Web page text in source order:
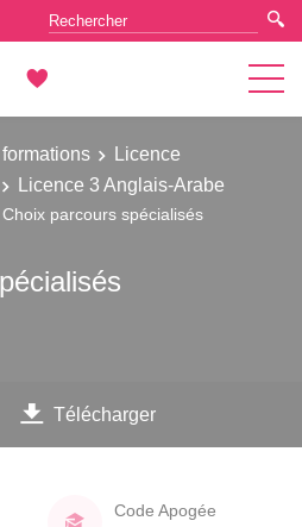
Licence
Licence 3 Anglais-Arabe
Choix parcours spécialisés
Télécharger
Code Apogée